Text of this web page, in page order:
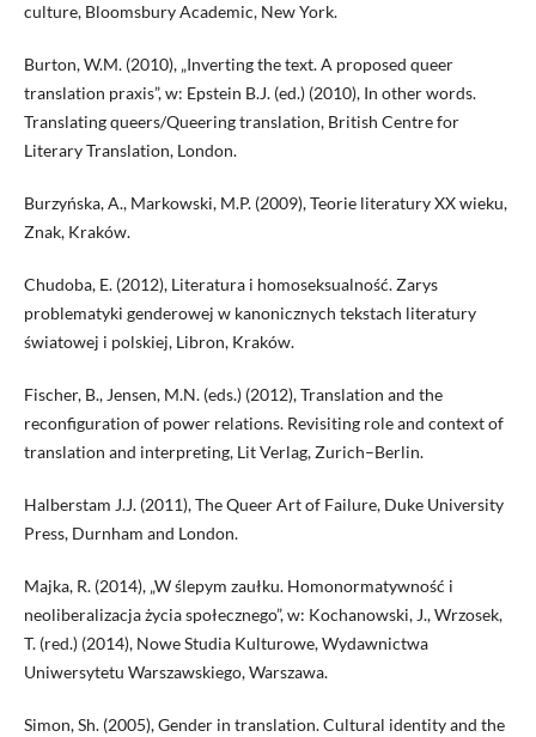
culture, Bloomsbury Academic, New York.
Burton, W.M. (2010), „Inverting the text. A proposed queer
translation praxis”, w: Epstein B.J. (ed.) (2010), In other words.
Translating queers/Queering translation, British Centre for
Literary Translation, London.
Burzyńska, A., Markowski, M.P. (2009), Teorie literatury XX wieku,
Znak, Kraków.
Chudoba, E. (2012), Literatura i homoseksualność. Zarys
problematyki genderowej w kanonicznych tekstach literatury
światowej i polskiej, Libron, Kraków.
Fischer, B., Jensen, M.N. (eds.) (2012), Translation and the
reconfiguration of power relations. Revisiting role and context of
translation and interpreting, Lit Verlag, Zurich–Berlin.
Halberstam J.J. (2011), The Queer Art of Failure, Duke University
Press, Durnham and London.
Majka, R. (2014), „W ślepym zaułku. Homonormatywność i
neoliberalizacja życia społecznego”, w: Kochanowski, J., Wrzosek,
T. (red.) (2014), Nowe Studia Kulturowe, Wydawnictwa
Uniwersytetu Warszawskiego, Warszawa.
Simon, Sh. (2005), Gender in translation. Cultural identity and the